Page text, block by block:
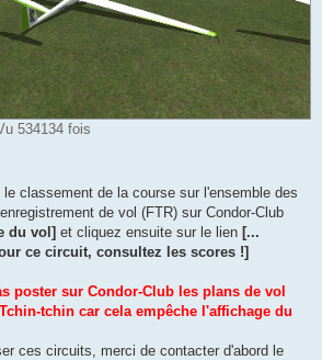
534134 fois
classement de la course sur l'ensemble des
de vol (FTR) sur Condor-Club
du vol] et cliquez ensuite sur le lien [...
ce circuit, consultez les scores !]
poster sur Condor-Club les plans de vol
tchin car cela empêche l'affichage du
ces circuits, merci de contacter d'abord le